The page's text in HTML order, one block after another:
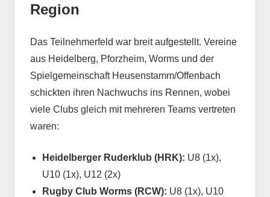
Region
Das Teilnehmerfeld war breit aufgestellt. Vereine
aus Heidelberg, Pforzheim, Worms und der
Spielgemeinschaft Heusenstamm/Offenbach
schickten ihren Nachwuchs ins Rennen, wobei
viele Clubs gleich mit mehreren Teams vertreten
waren:
Heidelberger Ruderklub (HRK): U8 (1x),
U10 (1x), U12 (2x)
Rugby Club Worms (RCW): U8 (1x), U10